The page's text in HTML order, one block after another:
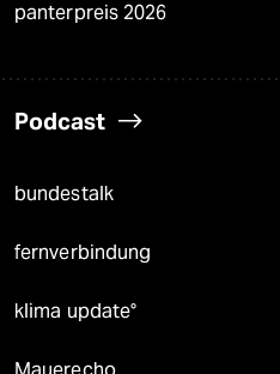
panterpreis 2026
Podcast
bundestalk
fernverbindung
klima update°